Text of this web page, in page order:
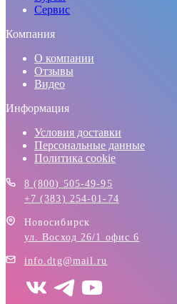
Сервис
Компания
О компании
Отзывы
Видео
Информация
Условия доставки
Персональные данные
Политика cookie
8 (800) 505-49-95
+7 (383) 254-01-74
Новосибирск
ул. Восход 26/1 офис 6
info.dtg@mail.ru